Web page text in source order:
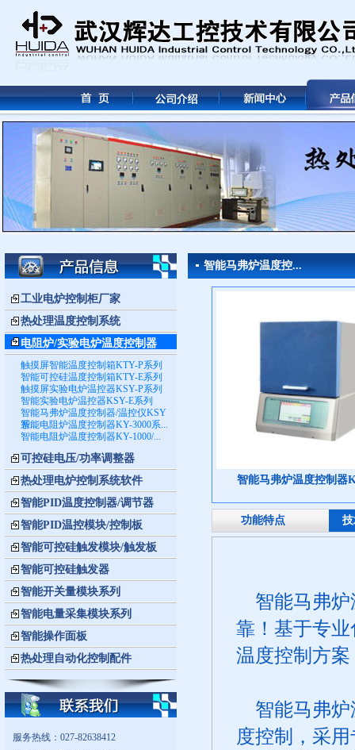
工业电炉控制柜厂家
热处理温度控制系统
电阻炉/实验电炉温度控制器
触摸屏智能温度控制箱KTY-P系列
智能可控硅温度控制箱KTY-E系列
触摸屏实验电炉温控器KSY-P系列
智能实验电炉温控器KSY-E系列
智能马弗炉温度控制器/温控仪KSY
系...
智能电阻炉温度控制器KY-3000系...
智能电阻炉温度控制器KY-1000/...
可控硅电压/功率调整器
热处理电炉控制系统软件
智能PID温度控制器/调节器
智能PID温控模块/控制板
智能可控硅触发模块/触发板
智能可控硅触发器
智能开关量模块系列
智能电量采集模块系列
智能操作面板
热处理自动化控制配件
服务热线：027-82638412
智能马弗炉温度控...
智能马弗炉温度控制器
功能特点
智能马弗炉
靠！基于专
温度控制方案
智能马弗炉
度控制，采